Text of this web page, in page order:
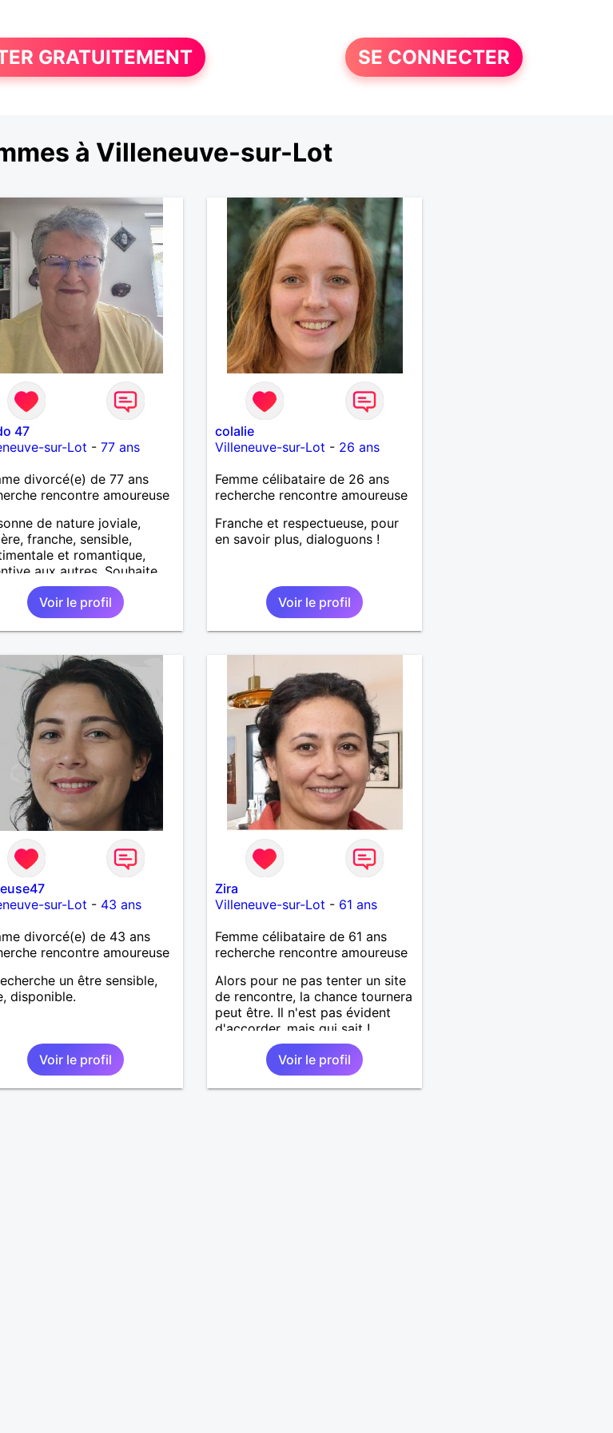
GRATUITEMENT SE CONNECTER
à Villeneuve-sur-Lot
47
sur-Lot - 77 ans
divorcé(e) de 77 ans
rencontre amoureuse
de nature joviale,
franche, sensible,
et romantique,
aux autres. Souhaite
une belle rencontre
avec une personne
un profil similaire, âge en
et proche si possible Je
ainsi que les conflits.
les balades, les villages
vieilles pierres, restaurants,
mer, montagne,
et patisser, cinéma,
entre amis. J apprécie l
et le dialogue qui est la
d une bonne relation.
Voir le profil
colalie
Villeneuve-sur-Lot - 26 ans
Femme célibataire de 26 ans
recherche rencontre amoureuse
Franche et respectueuse, pour
en savoir plus, dialoguons !
Voir le profil
sur-Lot - 43 ans
divorcé(e) de 43 ans
rencontre amoureuse
un être sensible,
disponible.
Voir le profil
Zira
Villeneuve-sur-Lot - 61 ans
Femme célibataire de 61 ans
recherche rencontre amoureuse
Alors pour ne pas tenter un site
de rencontre, la chance tournera
peut être. Il n'est pas évident
d'accorder, mais qui sait !
Voir le profil